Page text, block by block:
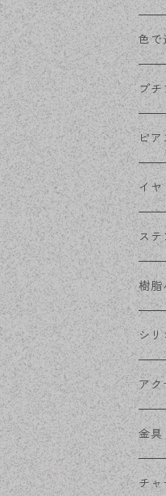
色で
KC
ゴー
シル
ホ
ステ
ステ
プチ
ピ
ポス
フ
その
イヤ
ネ
クリ
ノン
ス
ステ
ステ
ステ
ステ
樹脂
シリ
アク
デザ
フレ
金具
丸カ
チャ